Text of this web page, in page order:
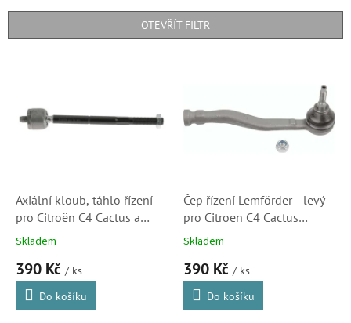
r
OTEVŘÍT FILTR
Axiální kloub, táhlo řízení
pro Citroën C4 Cactus a
Peugeot 2008
Skladem
390 Kč / ks
Do košíku
Čep řízení Lemförder - levý
pro Citroen C4 Cactus
(3938501, 1608025180)
Skladem
390 Kč / ks
Do košíku